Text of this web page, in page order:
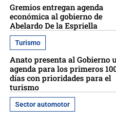
Gremios entregan agenda
económica al gobierno de
Abelardo De la Espriella
Turismo
Anato presenta al Gobierno
agenda para los primeros
días con prioridades para el
turismo
Sector automotor